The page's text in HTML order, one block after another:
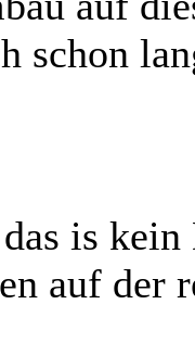
schon
is kein
auf der